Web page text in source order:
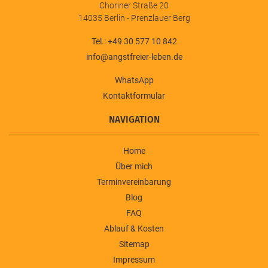
Choriner Straße 20
14035 Berlin - Prenzlauer Berg
Tel.: +49 30 577 10 842
info@angstfreier-leben.de
WhatsApp
Kontaktformular
NAVIGATION
Home
Über mich
Terminvereinbarung
Blog
FAQ
Ablauf & Kosten
Sitemap
Impressum